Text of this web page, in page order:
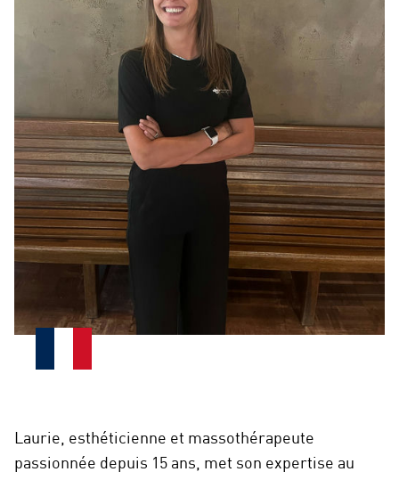
Laurie, esthéticienne et massothérapeute
passionnée depuis 15 ans, met son expertise au